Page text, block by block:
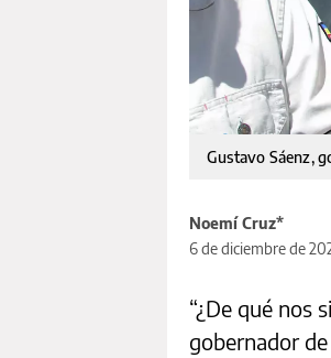
Gustavo Sáenz,
Noemí Cruz*
6 de diciembre de
“¿De qué nos
gobernador